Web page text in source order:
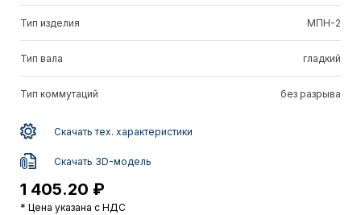
Тип изделия МПН-2
Тип вала гладкий
Тип коммутаций без разрыва
Скачать тех. характеристики
Скачать 3D-модель
1 405.20 ₽
* Цена указана с НДС